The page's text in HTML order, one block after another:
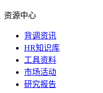
资源中心
背调资讯
HR知识库
工具资料
市场活动
研究报告